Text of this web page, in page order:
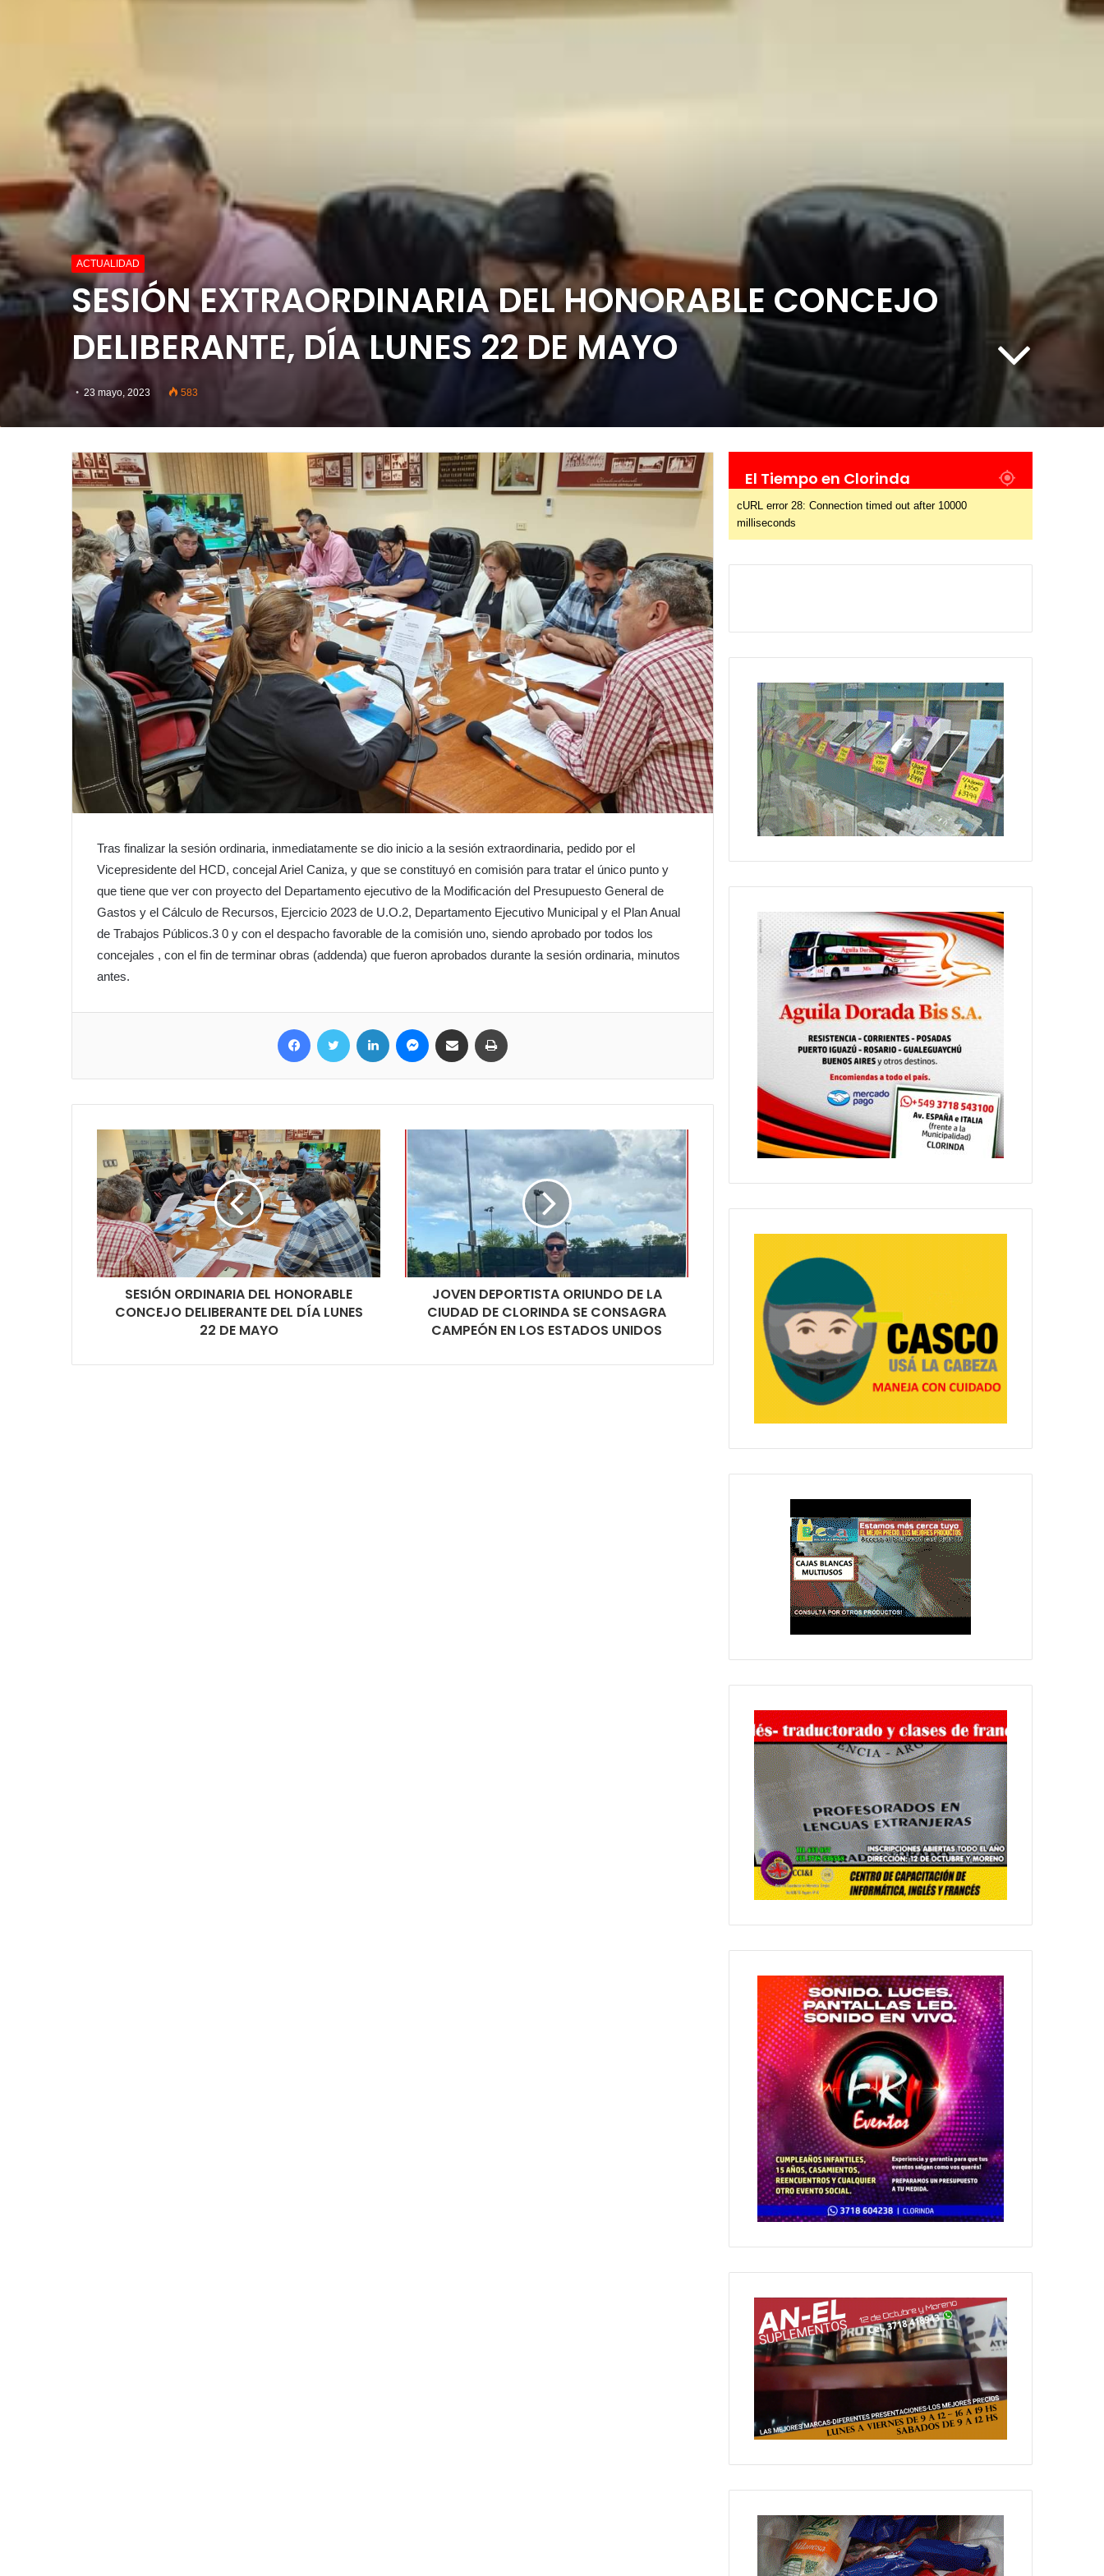
ACTUALIDAD
SESIÓN EXTRAORDINARIA DEL HONORABLE CONCEJO
DELIBERANTE, DÍA LUNES 22 DE MAYO
23 mayo, 2023 583
Tras finalizar la sesión ordinaria, inmediatamente se dio inicio a la sesión extraordinaria, pedido por el
Vicepresidente del HCD, concejal Ariel Caniza, y que se constituyó en comisión para tratar el único punto y
que tiene que ver con proyecto del Departamento ejecutivo de la Modificación del Presupuesto General de
Gastos y el Cálculo de Recursos, Ejercicio 2023 de U.O.2, Departamento Ejecutivo Municipal y el Plan Anual
de Trabajos Públicos.3 0 y con el despacho favorable de la comisión uno, siendo aprobado por todos los
concejales , con el fin de terminar obras (addenda) que fueron aprobados durante la sesión ordinaria, minutos
antes.
Facebook Twitter LinkedIn MessengerCompartir por correo electrónico
SESIÓN ORDINARIA DEL HONORABLE
CONCEJO DELIBERANTE DEL DÍA LUNES
22 DE MAYO
JOVEN DEPORTISTA ORIUNDO DE LA
CIUDAD DE CLORINDA SE CONSAGRA
CAMPEÓN EN LOS ESTADOS UNIDOS
El Tiempo en Clorinda
cURL error 28: Connection timed out after 10000
milliseconds